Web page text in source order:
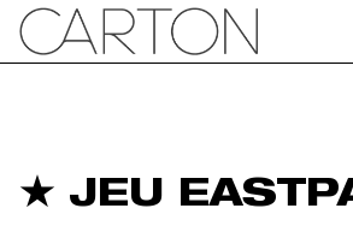
★ JEU